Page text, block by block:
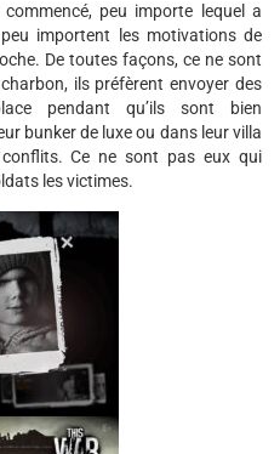
peu importe lequel a
importent les motivations de
De toutes façons, ce ne sont
ils préfèrent envoyer des
pendant qu’ils sont bien
bunker de luxe ou dans leur villa
Ce ne sont pas eux qui
les victimes.